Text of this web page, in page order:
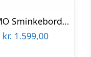
MAMO Sminkebord med spejl – 65x35cm Mørkegrå
kr. 1.599,00